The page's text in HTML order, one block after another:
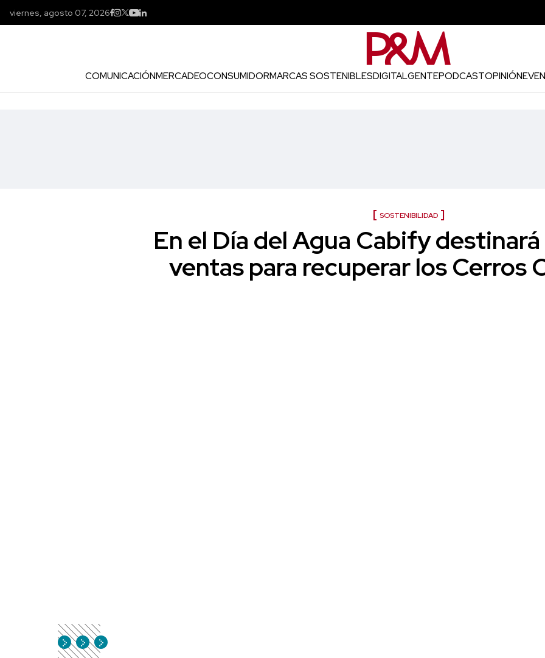
viernes, agosto 07, 2026
COMUNICACIÓNMERCADEOCONSUMIDORMARCAS SOSTENIBLESDIGITALGENTEPODCASTOPINIÓN
SOSTENIBILIDAD
En el Día del Agua Cabify destinará
ventas para recuperar los Cerros